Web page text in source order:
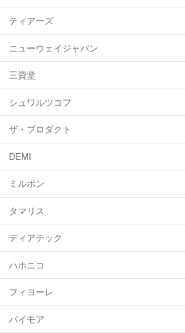
ティアーズ
ニューウェイジャパン
三資堂
シュワルツコフ
ザ・プロダクト
DEMI
ミルボン
タマリス
ディアテック
ハホニコ
フィヨーレ
パイモア